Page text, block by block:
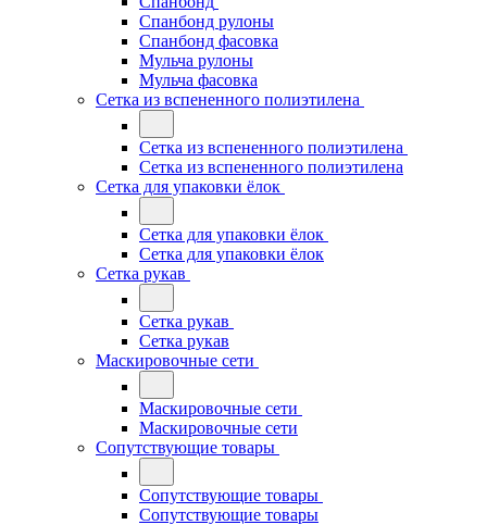
Спанбонд рулоны
Спанбонд фасовка
Мульча рулоны
Мульча фасовка
Сетка из вспененного полиэтилена
Сетка из вспененного полиэтилена
Сетка из вспененного полиэтилена
Сетка для упаковки ёлок
Сетка для упаковки ёлок
Сетка для упаковки ёлок
Сетка рукав
Сетка рукав
Сетка рукав
Маскировочные сети
Маскировочные сети
Маскировочные сети
Сопутствующие товары
Сопутствующие товары
Сопутствующие товары